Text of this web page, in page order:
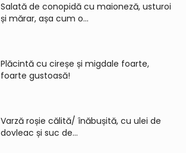
Salată de conopidă cu maioneză, usturoi
și mărar, așa cum o...
Plăcintă cu cireșe și migdale foarte,
foarte gustoasă!
Varză roșie călită/ înăbușită, cu ulei de
dovleac și suc de...